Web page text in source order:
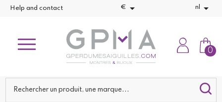
Help and contact €  nl 
0